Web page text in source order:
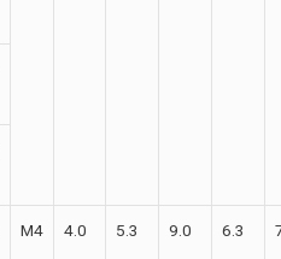
М4 4.0 5.3 9.0 6.3